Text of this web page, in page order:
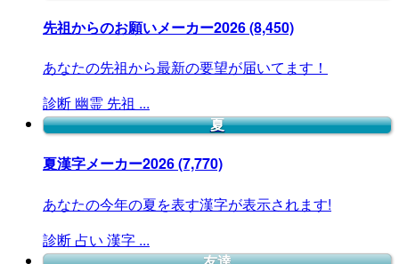
先祖からのお願いメーカー2026(8,450)
あなたの先祖から最新の要望が届いてます！
診断 幽霊 先祖 ...
夏
夏漢字メーカー2026(7,770)
あなたの今年の夏を表す漢字が表示されます!
診断 占い 漢字 ...